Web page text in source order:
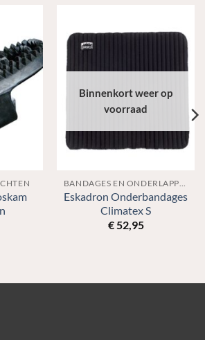
Binnenkort weer op
voorraad
Eskadron Onderbandages
Climatex S
€52,95